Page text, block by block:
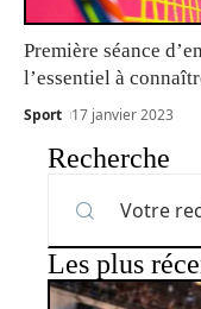
Première séance
l’essentiel à
Sport 17 janvier 2023
Recherche
Les plus